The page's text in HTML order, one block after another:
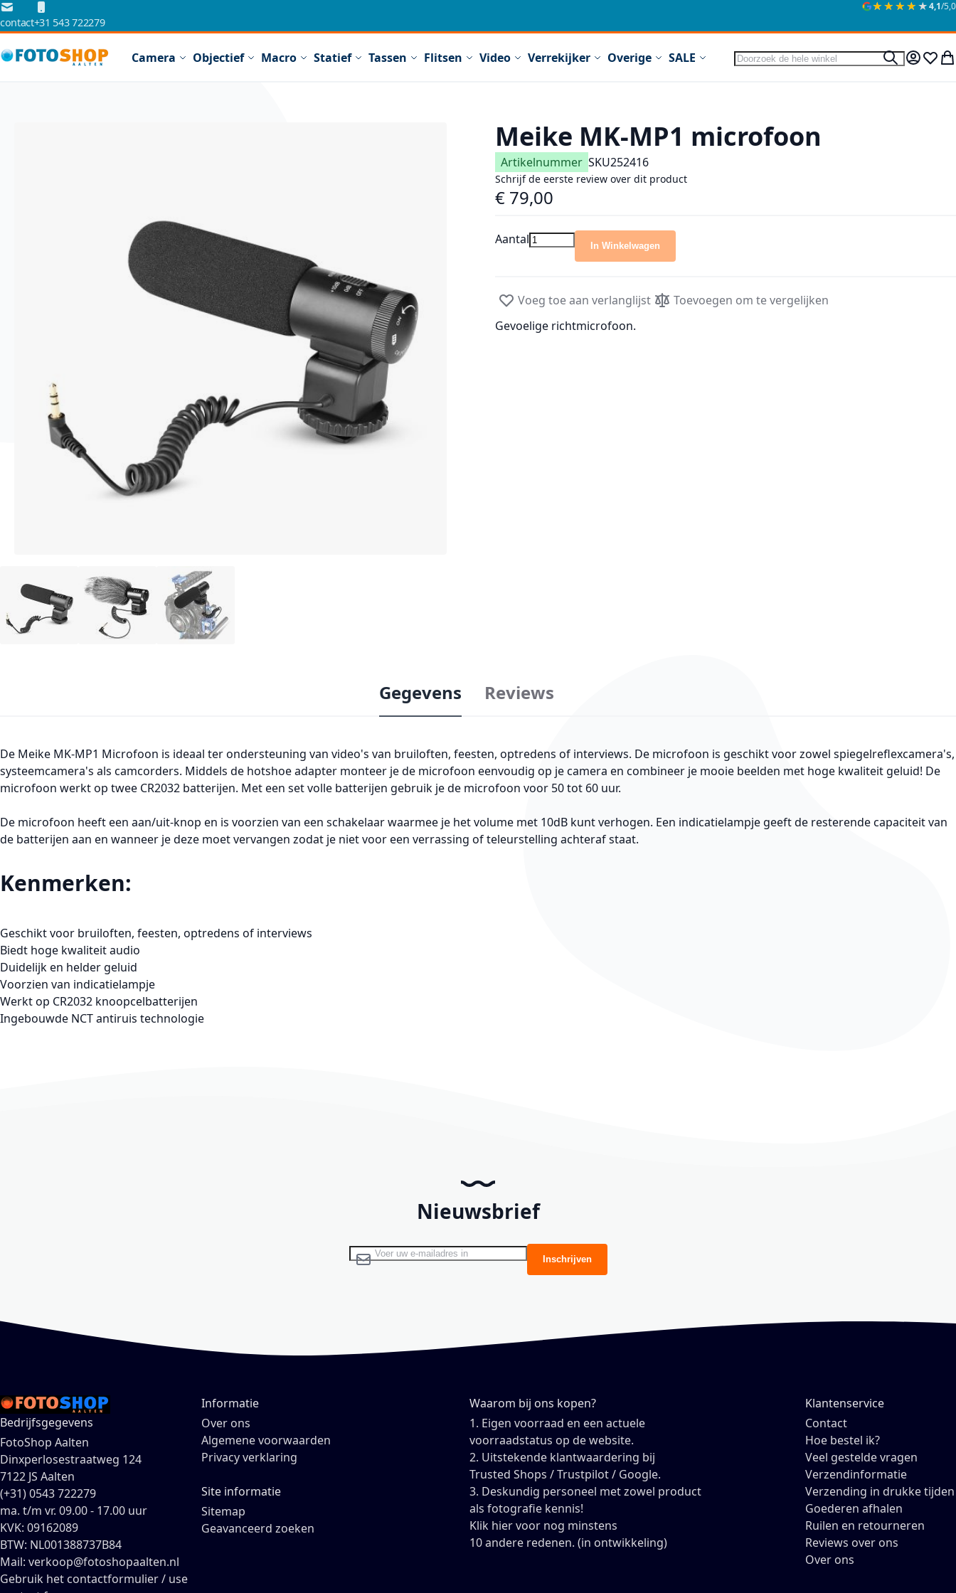
Ga naar de inhoud
contact+31 543 722279
★★★★★
★★★★★4,1/5,0
Camera Objectief Macro Statief Tassen Flitsen Video Verrekijker Overige SALE Zoek
ZoekMijn
Meike MK-MP1 microfoon
Artikelnummer SKU252416
Schrijf de eerste review over dit product
€ 79,00
Aantal In Winkelwagen
Voeg toe aan verlanglijst
Toevoegen om te vergelijken
Gevoelige richtmicrofoon.
Gegevens
De Meike MK-MP1 Microfoon is ideaal ter ondersteuning van video's van bruiloften, feesten, optredens of interviews. De microfoon is geschikt voor zowel spiegelreflexcamera's,
systeemcamera's als camcorders. Middels de hotshoe adapter monteer je de microfoon eenvoudig op je camera en combineer je mooie beelden met hoge kwaliteit geluid! De
microfoon werkt op twee CR2032 batterijen. Met een set volle batterijen gebruik je de microfoon voor 50 tot 60 uur.
De microfoon heeft een aan/uit-knop en is voorzien van een schakelaar waarmee je het volume met 10dB kunt verhogen. Een indicatielampje geeft de resterende capaciteit van
de batterijen aan en wanneer je deze moet vervangen zodat je niet voor een verrassing of teleurstelling achteraf staat.
Kenmerken:
Geschikt voor bruiloften, feesten, optredens of interviews
Biedt hoge kwaliteit audio
Duidelijk en helder geluid
Voorzien van indicatielampje
Werkt op CR2032 knoopcelbatterijen
Ingebouwde NCT antiruis technologie
Reviews
Nieuwsbrief
Abonneer u op onze nieuwsbrief Inschrijven
Bedrijfsgegevens
FotoShop Aalten
Dinxperlosestraatweg 124
7122 JS Aalten
(+31) 0543 722279
ma. t/m vr. 09.00 - 17.00 uur
KVK: 09162089
BTW: NL001388737B84
Mail: verkoop@fotoshopaalten.nl
Gebruik het contactformulier / use
Informatie
Over ons
Algemene voorwaarden
Privacy verklaring
Site informatie
Sitemap
Geavanceerd zoeken
Waarom bij ons kopen?
1. Eigen voorraad en een actuele
voorraadstatus op de website.
2. Uitstekende klantwaardering bij
Trusted Shops / Trustpilot / Google.
3. Deskundig personeel met zowel product
als fotografie kennis!
Klik hier voor nog minstens
10 andere redenen. (in ontwikkeling)
Klantenservice
Contact
Hoe bestel ik?
Veel gestelde vragen
Verzendinformatie
Verzending in drukke tijden
Goederen afhalen
Ruilen en retourneren
Reviews over ons
Over ons